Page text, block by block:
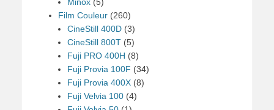
Film Couleur (260)
CineStill 400D (3)
CineStill 800T (5)
Fuji PRO 400H (8)
Fuji Provia 100F (34)
Fuji Provia 400X (8)
Fuji Velvia 100 (4)